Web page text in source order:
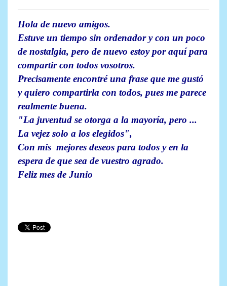
Hola de nuevo amigos.
Estuve un tiempo sin ordenador y con un poco
de nostalgia, pero de nuevo estoy por aquí para
compartir con todos vosotros.
Precisamente encontré una frase que me gustó
y quiero compartirla con todos, pues me parece
realmente buena.
"La juventud se otorga a la mayoría, pero ...
La vejez solo a los elegidos",
Con mis mejores deseos para todos y en la
espera de que sea de vuestro agrado.
Feliz mes de Junio